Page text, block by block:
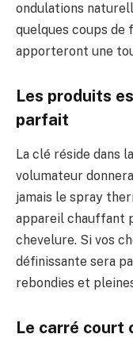
ondulations
quelques coups de
apporteront une
Les produits
parfait
La clé réside dans
volumateur
jamais le spray
appareil chauffant
chevelure. Si vos
définissante sera
rebondies et
Le carré court